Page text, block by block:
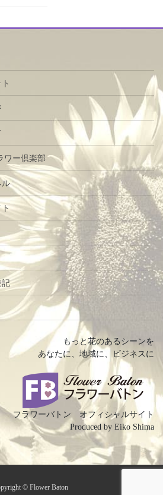
ワー倶楽部
ル
ト
記
もっと花のあるシーンを
あなたに、地域に、ビジネスに
フラワーバトン オフィシャルサイト
Produced by Eiko Shima
© Flower Baton